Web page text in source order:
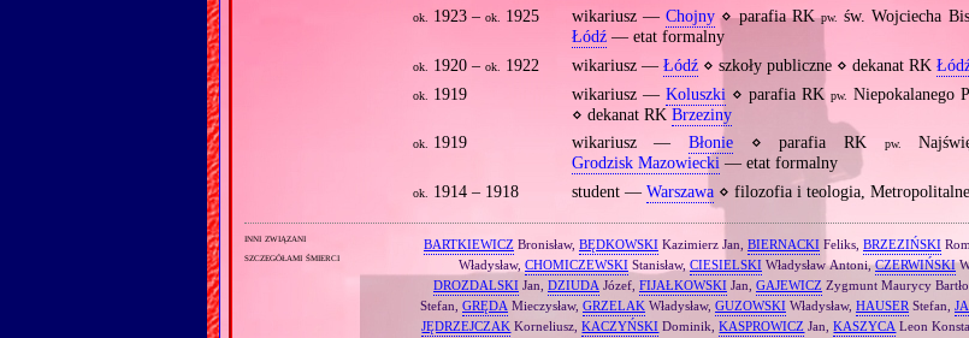
ok. 1923 –ok. 1925 wikariusz —Chojny ⋄ parafia RKpw. św. Wojciecha
Łódź— etat formalny
ok. 1920 –ok. 1922 wikariusz — Łódź⋄ szkoły publiczne ⋄ dekanat RK
ok. 1919 wikariusz — Koluszki ⋄ parafia RK pw.
Niepokalanego
⋄ dekanat RK Brzeziny
ok. 1919 wikariusz —Błonie ⋄ parafia RK pw.
Grodzisk Mazowiecki— etat formalny
ok. 1914 – 1918 student — Warszawa⋄ filozofia i teologia,
inni związani
szczegółami śmierci
BARTKIEWICZ Bronisław, BĘDKOWSKIKazimierz Jan, BIERNACKI Feliks, BRZEZIŃSKI
Władysław, CHOMICZEWSKIStanisław, CIESIELSKI Władysław Antoni,CZERWIŃSKI
DROZDALSKIJan, DZIUDA Józef, FIJAŁKOWSKI Jan, GAJEWICZ Zygmunt Maurycy
Stefan, GRĘDA Mieczysław, GRZELAK Władysław, GUZOWSKI Władysław, HAUSER Stefan,
JĘDRZEJCZAK Korneliusz,KACZYŃSKI Dominik,KASPROWICZ Jan,KASZYCA Leon